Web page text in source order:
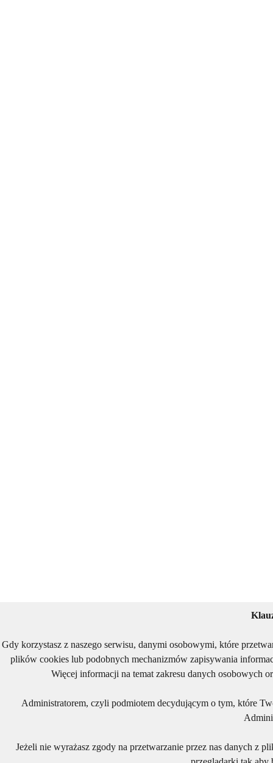
Gdy korzystasz z naszego serwisu, danymi osobowymi, które
plików cookies lub podobnych mechanizmów zapisywania
Więcej informacji na temat zakresu danych osobowych
Administratorem, czyli podmiotem decydującym o tym, które
Jeżeli nie wyrażasz zgody na przetwarzanie przez nas danych z